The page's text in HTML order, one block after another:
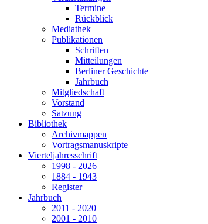
Termine
Rückblick
Mediathek
Publikationen
Schriften
Mitteilungen
Berliner Geschichte
Jahrbuch
Mitgliedschaft
Vorstand
Satzung
Bibliothek
Archivmappen
Vortragsmanuskripte
Vierteljahresschrift
1998 - 2026
1884 - 1943
Register
Jahrbuch
2011 - 2020
2001 - 2010